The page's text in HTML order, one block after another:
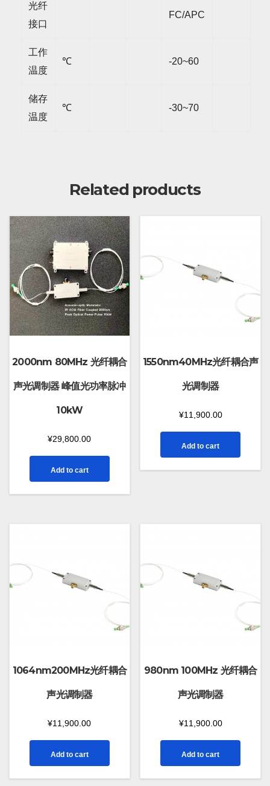
光纤
接口
FC/APC
工作
温度
℃ -20~60
储存
温度
℃ -30~70
Related products
2000nm 80MHz 光纤耦合
声光调制器 峰值光功率脉冲
10kW
¥29,800.00
Add to cart
1550nm40MHz光纤耦合声
光调制器
¥11,900.00
Add to cart
1064nm200MHz光纤耦合
声光调制器
¥11,900.00
Add to cart
980nm 100MHz 光纤耦合
声光调制器
¥11,900.00
Add to cart